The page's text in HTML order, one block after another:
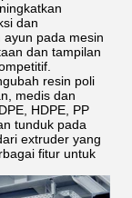
dan
ayun pada mesin
dan tampilan
resin poli
medis dan
HDPE, PP
tunduk pada
extruder yang
fitur untuk